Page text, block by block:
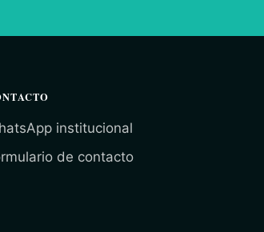
institucional
de contacto